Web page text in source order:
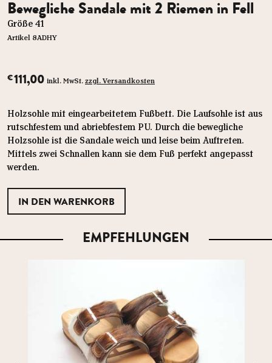
Bewegliche Sandale mit 2 Riemen in Fell
Größe 41
Artikel 8ADHY
€111,00 inkl. MwSt. zzgl. Versandkosten
Holzsohle mit eingearbeitetem Fußbett. Die Laufsohle ist aus
rutschfestem und abriebfestem PU. Durch die bewegliche
Holzsohle ist die Sandale weich und leise beim Auftreten.
Mittels zwei Schnallen kann sie dem Fuß perfekt angepasst
werden.
EMPFEHLUNGEN